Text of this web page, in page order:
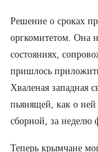
Решение о сроках
оргкомитетом. Она
состояниях,
пришлось
Хваленая западная
пьянящей, как о
сборной, за неделю
Теперь крымчане